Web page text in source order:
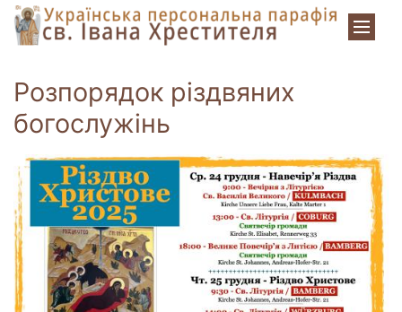
Zum Inhalt springen
Розпорядок різдвяних
богослужінь